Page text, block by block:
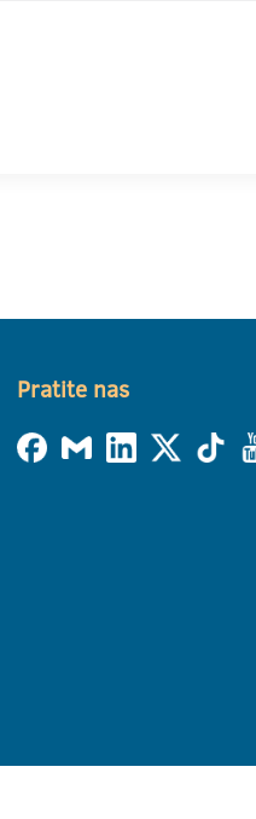
Pratite nas